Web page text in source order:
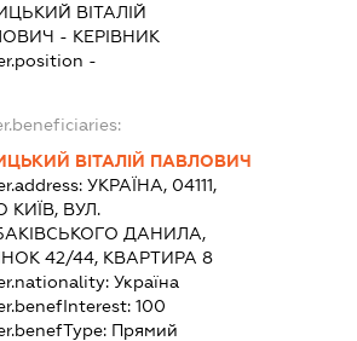
ВІТАЛІЙ
- КЕРІВНИК
-
ВІТАЛІЙ ПАВЛОВИЧ
УКРАЇНА, 04111,
КИЇВ, ВУЛ.
ДАНИЛА,
42/44, КВАРТИРА 8
Україна
100
Прямий